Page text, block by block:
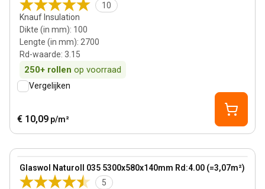
10
Knauf Insulation
Dikte (in mm): 100
Lengte (in mm): 2700
Rd-waarde: 3.15
250+ rollen op voorraad
Vergelijken
€ 10,09 p/m²
Bestseller
Glaswol Naturoll 035 5300x580x140mm Rd:4.00 (=3,07m²)
5
View product